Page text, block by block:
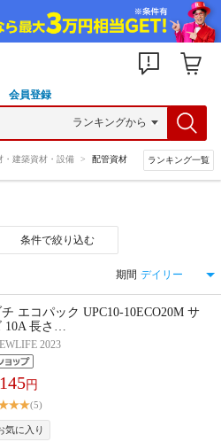
会員登録
・建築資材・設備 > 配管資材 ランキング一覧
条件で絞り込む
期間
チ エコパック UPC10-10ECO20M サ
10A 長さ…
2023
円
(5)